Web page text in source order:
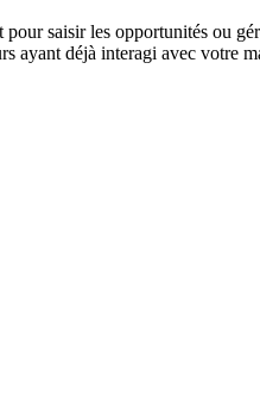
saisir les opportunités ou
ayant déjà interagi avec votre